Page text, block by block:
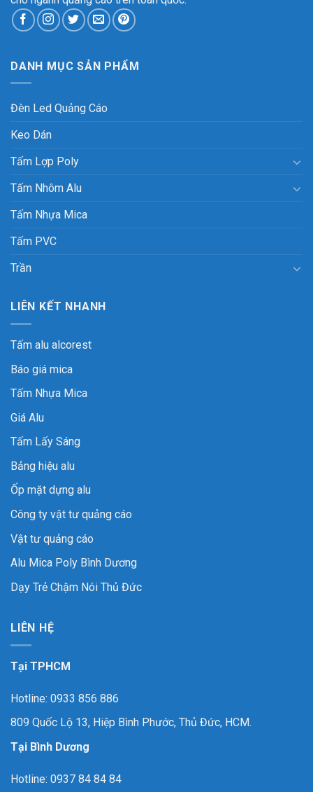
DANH MỤC SẢN PHẨM
Đèn Led Quảng Cáo
Keo Dán
Tấm Lợp Poly
Tấm Nhôm Alu
Tấm Nhựa Mica
Tấm PVC
Trần
LIÊN KẾT NHANH
Tấm alu alcorest
Báo giá mica
Tấm Nhựa Mica
Giá Alu
Tấm Lấy Sáng
Bảng hiệu alu
Ốp mặt dựng alu
Công ty vật tư quảng cáo
Vật tư quảng cáo
Alu Mica Poly Bình Dương
Dạy Trẻ Chậm Nói Thủ Đức
LIÊN HỆ
Tại TPHCM
Hotline: 0933 856 886
809 Quốc Lộ 13, Hiệp Bình Phước, Thủ Đức, HCM.
Tại Bình Dương
Hotline: 0937 84 84 84